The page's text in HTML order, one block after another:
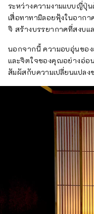
ระหว่างความงามแบบญี่ปุ่
เสื่อทาทามิลอยฟุ้งในอาก
จิ สร้างบรรยากาศที่สงบแ
นอกจากนี้ ความอบอุ่นของ
และจิตใจของคุณอย่างอ่อ
สัมผัสกับความเปลี่ยนแปล